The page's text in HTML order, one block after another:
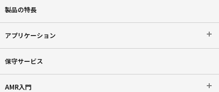
製品の特長
アプリケーション
保守サービス
AMR入門